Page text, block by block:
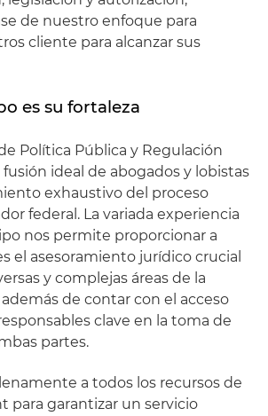
de nuestro enfoque para
cliente para alcanzar sus
es su fortaleza
Política Pública y Regulación
ideal de abogados y lobistas
exhaustivo del proceso
federal. La variada experiencia
nos permite proporcionar a
el asesoramiento jurídico crucial
y complejas áreas de la
de contar con el acceso
clave en la toma de
partes.
a todos los recursos de
para garantizar un servicio